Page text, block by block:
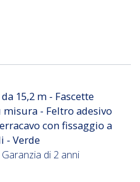
15,2 m - Fascette
- Feltro adesivo
con fissaggio a
- Verde
di 2 anni